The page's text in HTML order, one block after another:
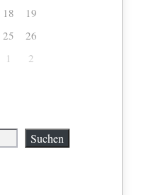
18
19
25
26
1 2
Suchen